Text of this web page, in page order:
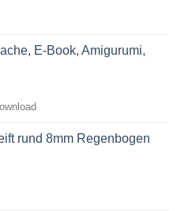
E-Book, Amigurumi,
rund 8mm Regenbogen